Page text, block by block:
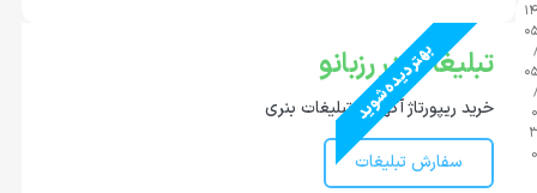
تبلیغات در رزبانو
خرید ریپورتاژ آگهی و تبلیغات بنری
سفارش تبلیغات
بهتر دیده شوید
۱۴
۰۵
/
۰۵
/
۰
۳
0